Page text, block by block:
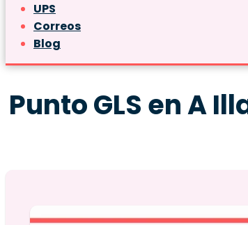
UPS
Correos
Blog
Punto GLS en A